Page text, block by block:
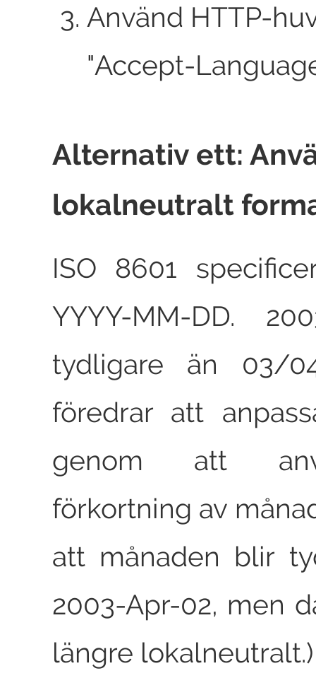
Använd HTTP-
"Accept-
Alternativ ett:
lokalneutralt
ISO 8601
YYYY-MM-DD.
tydligare än 03/
föredrar att
genom att
förkortning av
att månaden blir
2003-Apr-02, men
längre lokalneutralt.)